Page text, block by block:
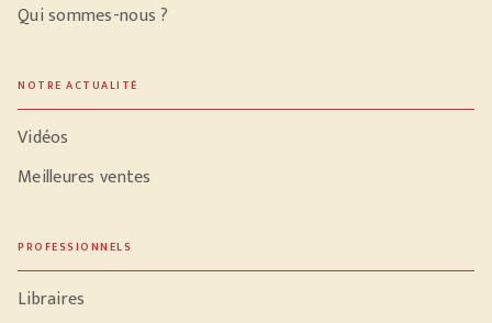
Qui sommes-nous ?
NOTRE ACTUALITÉ
Vidéos
Meilleures ventes
PROFESSIONNELS
Libraires